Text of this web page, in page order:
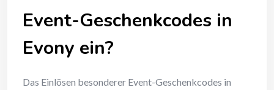
Event-Geschenkcodes in
Evony ein?
Das Einlösen besonderer Event-Geschenkcodes in